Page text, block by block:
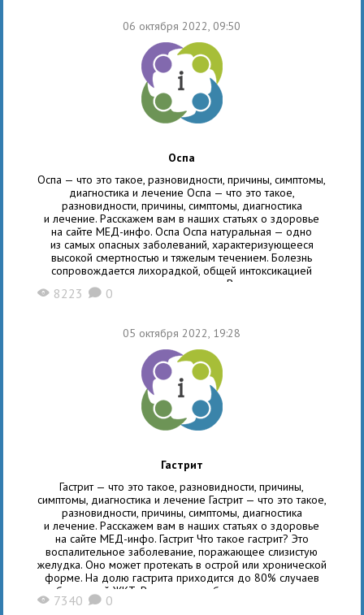
06 октября 2022, 09:50
Оспа
Оспа — что это такое, разновидности, причины, симптомы,
диагностика и лечение Оспа — что это такое,
разновидности, причины, симптомы, диагностика
и лечение. Расскажем вам в наших статьях о здоровье
на сайте МЕД-инфо. Оспа Оспа натуральная — одно
из самых опасных заболеваний, характеризующееся
высокой смертностью и тяжелым течением. Болезнь
сопровождается лихорадкой, общей интоксикацией
организма и высыпаниями на коже. Вирус оспы очень
трудно уничтожить, он крайне быстро распространяется
К счастью,
X 8223 K 0
05 октября 2022, 19:28
Гастрит
Гастрит — что это такое, разновидности, причины,
симптомы, диагностика и лечение Гастрит — что это такое,
разновидности, причины, симптомы, диагностика
и лечение. Расскажем вам в наших статьях о здоровье
на сайте МЕД-инфо. Гастрит Что такое гастрит? Это
воспалительное заболевание, поражающее слизистую
желудка. Оно может протекать в острой или хронической
форме. На долю гастрита приходится до 80% случаев
заболеваний ЖКТ. Риск развития болезни повышается
с возрастом, например, среди пожилого населения
X 7340 K 0